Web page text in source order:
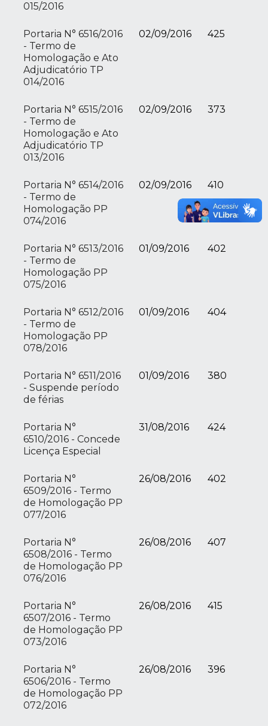
015/2016
Portaria N° 6516/2016
- Termo de
Homologação e Ato
Adjudicatório TP
014/2016
02/09/2016 425
Portaria N° 6515/2016
- Termo de
Homologação e Ato
Adjudicatório TP
013/2016
02/09/2016 373
Portaria N° 6514/2016
- Termo de
Homologação PP
074/2016
02/09/2016 410
Portaria N° 6513/2016
- Termo de
Homologação PP
075/2016
01/09/2016 402
Portaria N° 6512/2016
- Termo de
Homologação PP
078/2016
01/09/2016 404
Portaria N° 6511/2016
- Suspende período
de férias
01/09/2016 380
Portaria N°
6510/2016 - Concede
Licença Especial
31/08/2016 424
Portaria N°
6509/2016 - Termo
de Homologação PP
077/2016
26/08/2016 402
Portaria N°
6508/2016 - Termo
de Homologação PP
076/2016
26/08/2016 407
Portaria N°
6507/2016 - Termo
de Homologação PP
073/2016
26/08/2016 415
Portaria N°
6506/2016 - Termo
de Homologação PP
072/2016
26/08/2016 396